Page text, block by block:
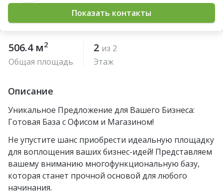
506.4 м2
Общая площадь
2 из 2
Этаж
Описание
Уникальное Предложение для Вашего Бизнеса:
Готовая База с Офисом и Магазином!
Не упустите шанс приобрести идеальную площадку
для воплощения ваших бизнес-идей! Представляем
вашему вниманию многофункциональную базу,
которая станет прочной основой для любого
начинания.
Показать контакты